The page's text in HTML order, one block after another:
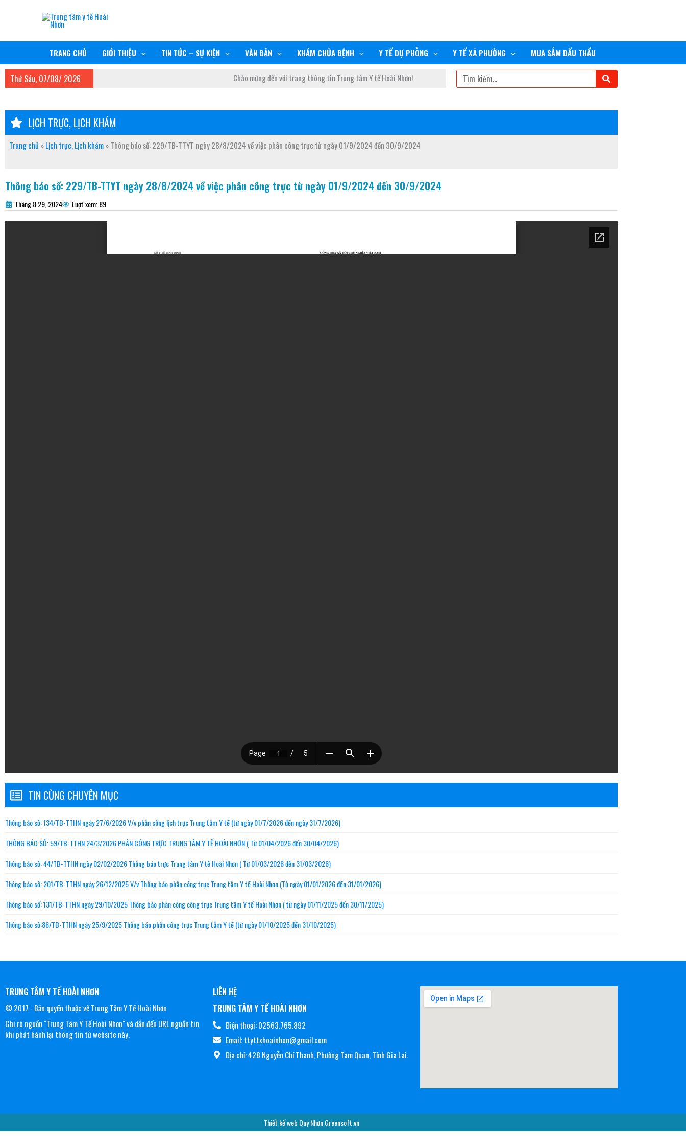
dung
TRANG CHỦ GIỚI THIỆU TIN TỨC – SỰ KIỆN VĂN BẢN KHÁM CHỮA BỆNH Y TẾ DỰ PHÒNG Y TẾ XÃ PHƯỜNG MUA SẮM ĐẤU THẦU
Thứ Sáu, 07/08/ 2026 Chào mừng đến với trang thông tin Trung tâm Y tế Hoài Nhơn!
Tìm
kiếm
LỊCH TRỰC, LỊCH KHÁM
Trang chủ »Lịch trực, Lịch khám»Thông báo số: 229/TB-TTYT ngày 28/8/2024 về việc phân công trực từ ngày 01/9/2024 đến 30/9/2024
Thông báo số: 229/TB-TTYT ngày 28/8/2024 về việc phân công trực từ ngày 01/9/2024 đến 30/9/2024
Tháng 8 29, 2024 Lượt xem: 89
TIN CÙNG CHUYÊN MỤC
Thông báo số: 134/TB-TTHN ngày 27/6/2026 V/v phân công lịch trực Trung tâm Y tế (từ ngày 01/7/2026 đến ngày 31/7/2026)
THÔNG BÁO SỐ: 59/TB-TTHN 24/3/2026 PHÂN CÔNG TRỰC TRUNG TÂM Y TẾ HOÀI NHƠN ( Từ 01/04/2026 đến 30/04/2026)
Thông báo số: 44/TB-TTHN ngày 02/02/2026 Thông báo trực Trung tâm Y tế Hoài Nhơn ( Từ 01/03/2026 đến 31/03/2026)
Thông báo số: 201/TB-TTHN ngày 26/12/2025 V/v Thông báo phân công trực Trung tâm Y tế Hoài Nhơn (Từ ngày 01/01/2026 đến 31/01/2026)
Thông báo số: 131/TB-TTHN ngày 29/10/2025 Thông báo phân công công trực Trung tâm Y tế Hoài Nhơn ( từ ngày 01/11/2025 đến 30/11/2025)
Thông báo số:86/TB-TTHN ngày 25/9/2025 Thông báo phân công trực Trung tâm Y tế (từ ngày 01/10/2025 đến 31/10/2025)
TRUNG TÂM Y TẾ HOÀI NHƠN
© 2017 - Bản quyền thuộc về Trung Tâm Y Tế Hoài Nhơn
Ghi rõ nguồn "Trung Tâm Y Tế Hoài Nhơn" và dẫn đến URL nguồn tin
khi phát hành lại thông tin từ website này.
LIÊN HỆ
TRUNG TÂM Y TẾ HOÀI NHƠN
Điện thoại: 02563.765.892
Email: ttyttxhoainhon@gmail.com
Địa chỉ: 428 Nguyễn Chí Thanh, Phường Tam Quan, Tỉnh Gia Lai.
Thiết kế web Quy Nhơn Greensoft.vn